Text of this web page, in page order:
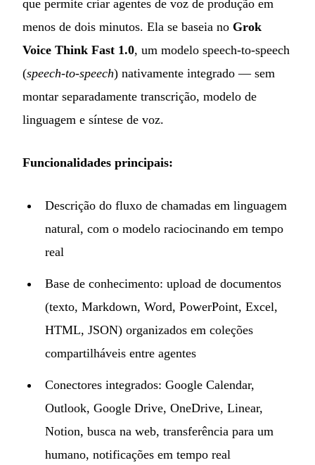
que permite criar agentes de voz de produção em
menos de dois minutos. Ela se baseia no Grok
Voice Think Fast 1.0, um modelo speech-to-speech
(speech-to-speech) nativamente integrado — sem
montar separadamente transcrição, modelo de
linguagem e síntese de voz.
Funcionalidades principais:
Descrição do fluxo de chamadas em linguagem
natural, com o modelo raciocinando em tempo
real
Base de conhecimento: upload de documentos
(texto, Markdown, Word, PowerPoint, Excel,
HTML, JSON) organizados em coleções
compartilháveis entre agentes
Conectores integrados: Google Calendar,
Outlook, Google Drive, OneDrive, Linear,
Notion, busca na web, transferência para um
humano, notificações em tempo real